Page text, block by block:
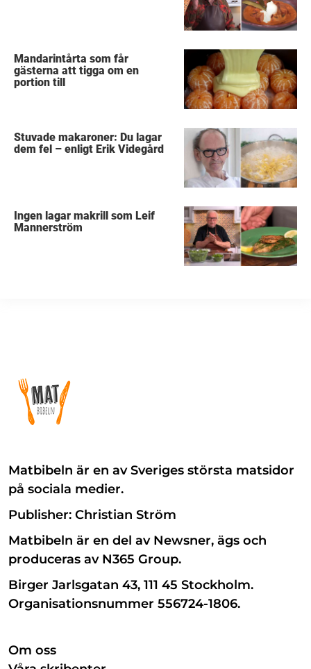
Mandarintårta som får
gästerna att tigga om en
portion till
Stuvade makaroner: Du lagar
dem fel – enligt Erik Videgård
Ingen lagar makrill som Leif
Mannerström
Matbibeln är en av Sveriges största matsidor
på sociala medier.
Publisher: Christian Ström
Matbibeln är en del av Newsner, ägs och
produceras av N365 Group.
Birger Jarlsgatan 43, 111 45 Stockholm.
Organisationsnummer 556724-1806.
Om oss